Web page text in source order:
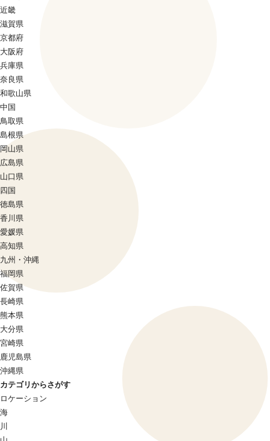
近畿
滋賀県
京都府
大阪府
兵庫県
奈良県
和歌山県
中国
鳥取県
島根県
岡山県
広島県
山口県
四国
徳島県
香川県
愛媛県
高知県
九州・沖縄
福岡県
佐賀県
長崎県
熊本県
大分県
宮崎県
鹿児島県
沖縄県
カテゴリからさがす
ロケーション
海
川